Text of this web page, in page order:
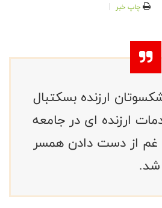
چاپ خبر
ارزنده بسکتبال
ارزنده ای در جامعه
غم از دست دادن همسر
شد.